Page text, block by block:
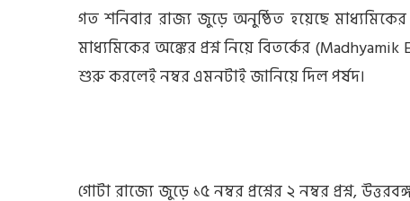
গত শনিবার রাজ্য জুড়ে অনুষ্ঠিত হয়েছে
মাধ্যমিকের অঙ্কের প্রশ্ন নিয়ে বিতর্কের
শুরু করলেই নম্বর এমনটাই জানিয়ে দিল পর্ষদ।
গোটা রাজ্যে জুড়ে ১৫ নম্বর প্রশ্নের ২ নম্বর প্রশ্ন,